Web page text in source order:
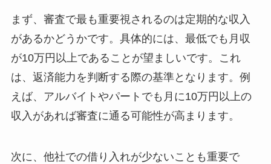
まず、審査で最も重要視されるのは定期的な収入
があるかどうかです。具体的には、最低でも月収
が10万円以上であることが望ましいです。これ
は、返済能力を判断する際の基準となります。例
えば、アルバイトやパートでも月に10万円以上の
収入があれば審査に通る可能性が高まります。
次に、他社での借り入れが少ないことも重要で